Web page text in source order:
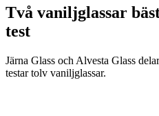
Två vaniljglassar
test
Järna Glass och Alvesta Glass
testar tolv vaniljglassar.